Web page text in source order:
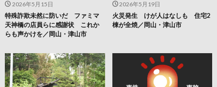
2026年5月19日
火災発生 けが人はなしも 住宅2
棟が全焼／岡山・津山市
2026年5月15日
特殊詐欺未然に防いだ ファミマ
天神橋の店員らに感謝状 これか
らも声かけを／岡山・津山市